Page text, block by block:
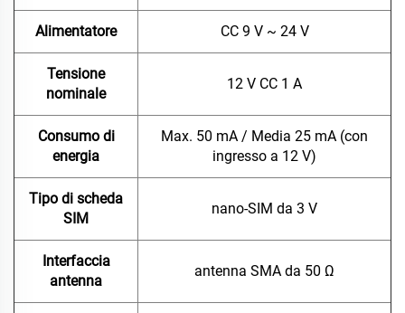
Alimentatore CC 9 V ~ 24 V
Tensione
nominale
12 V CC 1 A
Consumo di
energia
Max. 50 mA / Media 25 mA (con
ingresso a 12 V)
Tipo di scheda
SIM
nano-SIM da 3 V
Interfaccia
antenna
antenna SMA da 50 Ω